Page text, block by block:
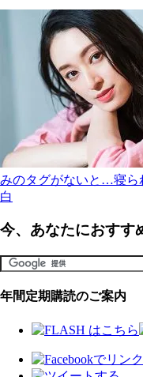
みのタグがないと…寝ら
白
今、あなたにおすす
年間定期購読のご案内